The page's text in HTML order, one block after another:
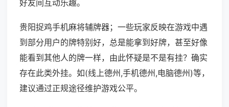
好友间互动乐趣。
贵阳捉鸡手机麻将辅牌器；一些玩家反映在游戏中遇
到部分用户的牌特别好，总是能拿到好牌，甚至好像
能看到其他人的牌一样，由此怀疑是不是有挂？确实
存在此类外挂。如(线上德州,手机德州,电脑德州)等，
建议通过正规途径维护游戏公平。